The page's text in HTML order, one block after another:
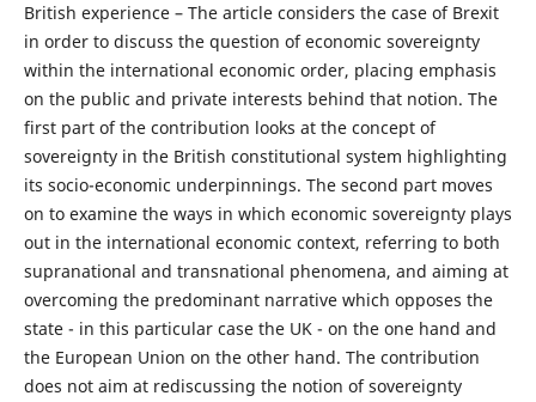
British experience – The article considers the case of Brexit
in order to discuss the question of economic sovereignty
within the international economic order, placing emphasis
on the public and private interests behind that notion. The
first part of the contribution looks at the concept of
sovereignty in the British constitutional system highlighting
its socio-economic underpinnings. The second part moves
on to examine the ways in which economic sovereignty plays
out in the international economic context, referring to both
supranational and transnational phenomena, and aiming at
overcoming the predominant narrative which opposes the
state - in this particular case the UK - on the one hand and
the European Union on the other hand. The contribution
does not aim at rediscussing the notion of sovereignty